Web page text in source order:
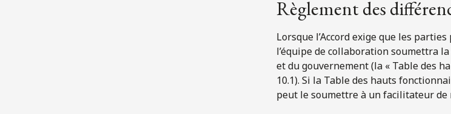
Règlement des
Lorsque l’Accord exige que les
l’équipe de collaboration soumettra
et du gouvernement (la « Table des
10.1). Si la Table des hauts
peut le soumettre à un facilitateur de